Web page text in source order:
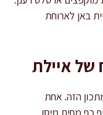
באן לארוחת
של איילת
הזה. אחת
כף מחית מיסו